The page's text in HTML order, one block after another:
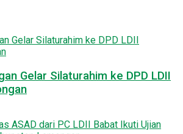
Gelar Silaturahim ke DPD LDII